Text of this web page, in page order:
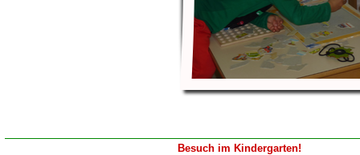
Besuch im Kindergarten!